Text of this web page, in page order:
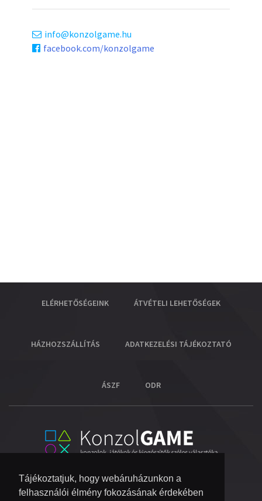
Tájékoztatjuk, hogy webáruházunkon a
felhasználói élmény fokozásának érdekében
info
konzolgame.hu
facebook.com/konzolgame
ELÉRHETŐSÉGEINK ÁTVÉTELI LEHETŐSÉGEK
HÁZHOZSZÁLLÍTÁS ADATKEZELÉSI TÁJÉKOZTATÓ
ÁSZF ODR